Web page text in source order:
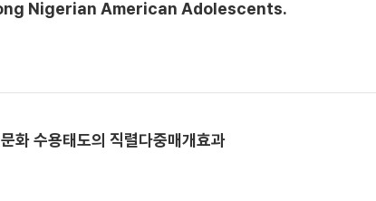
Nigerian American Adolescents.
화 수용태도의 직렬다중매개효과